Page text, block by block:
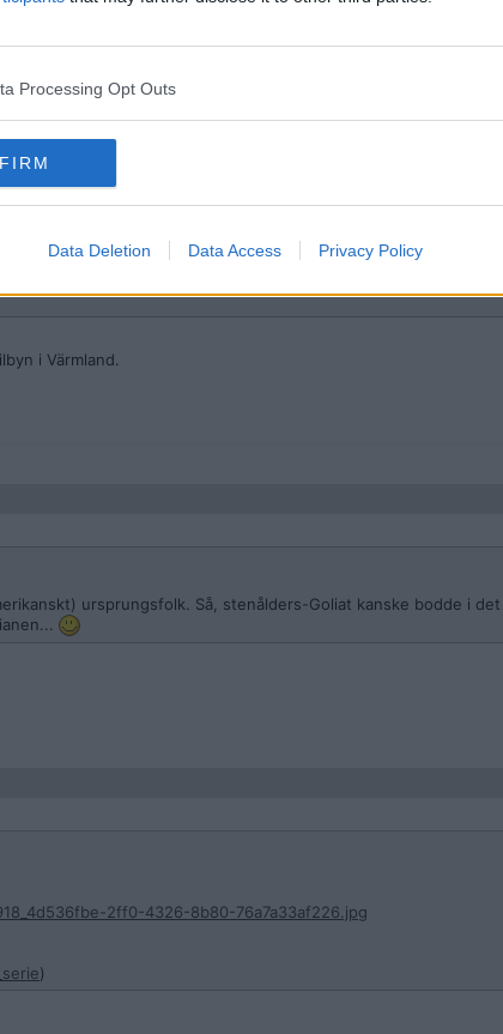
Processing Opt Outs
Data Deletion Data Access Privacy Policy
ursprungsfolk. Så, stenålders-Goliat kanske bodde i det
i Värmland.
ursprungsfolk. Så, stenålders-Goliat kanske bodde i
2ff0-4326-8b80-76a7a33af226.jpg
)